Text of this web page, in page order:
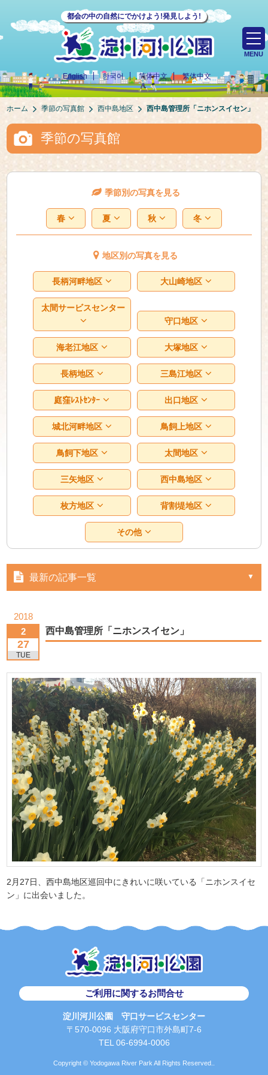
都会の中の自然にでかけよう!発見しよう!
English 한국어 简体中文 繁体中文
MENU
ホーム 季節の写真館 西中島地区 西中島管理所「ニホンスイセン」
季節の写真館
季節別の写真を見る
春 夏 秋 冬
地区別の写真を見る
長柄河畔地区 大山崎地区
太間サービスセンター
守口地区
海老江地区 大塚地区
長柄地区 三島江地区
庭窪ﾚｽﾄｾﾝﾀｰ 出口地区
城北河畔地区 鳥飼上地区
鳥飼下地区 太間地区
三矢地区 西中島地区
枚方地区 背割堤地区
その他
最新の記事一覧
2018
2
27
TUE
西中島管理所「ニホンスイセン」
2月27日、西中島地区巡回中にきれいに咲いている「ニホンスイセ
ン」に出会いました。
ご利用に関するお問合せ
淀川河川公園 守口サービスセンター
〒570-0096 大阪府守口市外島町7-6
TEL 06-6994-0006
Copyright © Yodogawa River Park All Rights Reserved..